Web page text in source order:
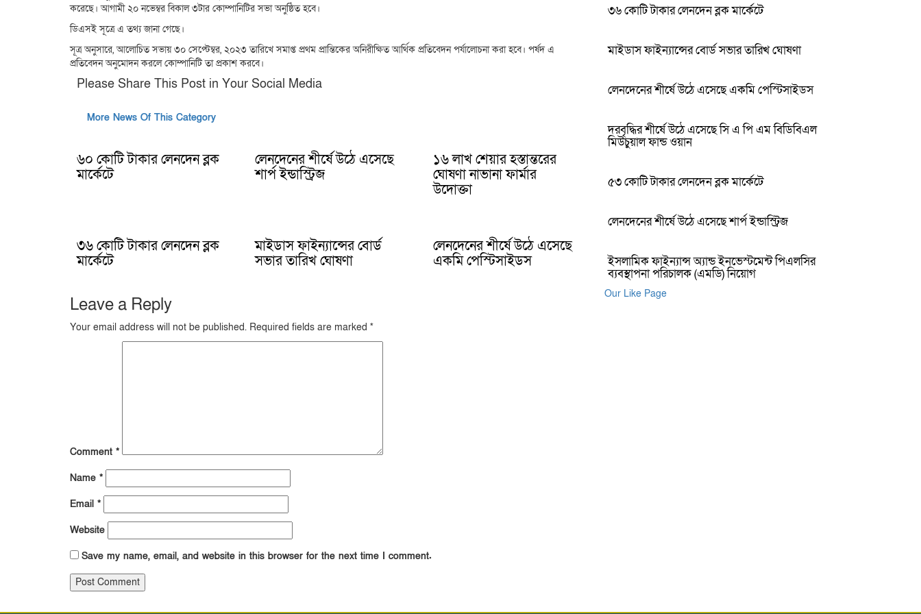
করেছে। আগামী ২০ নভেম্বর বিকাল ৩টার কোম্পানিটির সভা অনুষ্ঠিত হবে।
ডিএসই সূত্রে এ তথ্য জানা গেছে।
সূত্র অনুসারে, আলোচিত সভায় ৩০ সেপ্টেম্বর, ২০২৩ তারিখে সমাপ্ত প্রথম প্রান্তিকের অনিরীক্ষিত আর্থিক প্রতিবেদন পর্যালোচনা করা হবে। পর্ষদ এ
প্রতিবেদন অনুমোদন করলে কোম্পানিটি তা প্রকাশ করবে।
Please Share This Post in Your Social Media
More News Of This Category
৬০ কোটি টাকার লেনদেন ব্লক
মার্কেটে
লেনদেনের শীর্ষে উঠে এসেছে
শার্প ইন্ডাস্ট্রিজ
১৬ লাখ শেয়ার হস্তান্তরের
ঘোষণা নাভানা ফার্মার
উদোক্তা
৩৬ কোটি টাকার লেনদেন ব্লক
মার্কেটে
মাইডাস ফাইন্যান্সের বোর্ড
সভার তারিখ ঘোষণা
লেনদেনের শীর্ষে উঠে এসেছে
একমি পেস্টিসাইডস
Leave a Reply
Your email address will not be published. Required fields are marked *
Comment *
Name *
Email *
Website
Save my name, email, and website in this browser for the next time I comment.
৩৬ কোটি টাকার লেনদেন ব্লক মার্কেটে
মাইডাস ফাইন্যান্সের বোর্ড সভার তারিখ ঘোষণা
লেনদেনের শীর্ষে উঠে এসেছে একমি পেস্টিসাইডস
দরবৃদ্ধির শীর্ষে উঠে এসেছে সি এ পি এম বিডিবিএল
মিউচুয়াল ফান্ড ওয়ান
৫৩ কোটি টাকার লেনদেন ব্লক মার্কেটে
লেনদেনের শীর্ষে উঠে এসেছে শার্প ইন্ডাস্ট্রিজ
ইসলামিক ফাইন্যান্স অ্যান্ড ইনভেস্টমেন্ট পিএলসির
ব্যবস্থাপনা পরিচালক (এমডি) নিয়োগ
Our Like Page